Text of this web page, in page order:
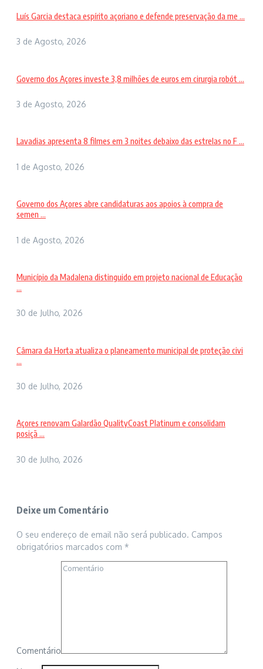
Luís Garcia destaca espírito açoriano e defende preservação da me ...
3 de Agosto, 2026
Governo dos Açores investe 3,8 milhões de euros em cirurgia robót ...
3 de Agosto, 2026
Lavadias apresenta 8 filmes em 3 noites debaixo das estrelas no F ...
1 de Agosto, 2026
Governo dos Açores abre candidaturas aos apoios à compra de
semen ...
1 de Agosto, 2026
Município da Madalena distinguido em projeto nacional de Educação
...
30 de Julho, 2026
Câmara da Horta atualiza o planeamento municipal de proteção civi
...
30 de Julho, 2026
Açores renovam Galardão QualityCoast Platinum e consolidam
posiçã ...
30 de Julho, 2026
Deixe um Comentário
O seu endereço de email não será publicado. Campos
obrigatórios marcados com *
Comentário